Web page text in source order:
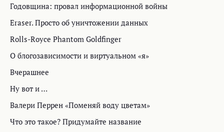
Годовщина: провал информационной войны
Eraser. Просто об уничтожении данных
Rolls-Royce Phantom Goldfinger
О блогозависимости и виртуальном «я»
Вчерашнее
Ну вот и …
Валери Перрен «Поменяй воду цветам»
Что это такое? Придумайте название